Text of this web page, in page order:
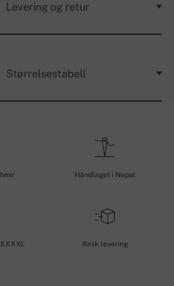
Levering og retur
Størrelsestabell
Håndlaget i Nepal
Rask levering